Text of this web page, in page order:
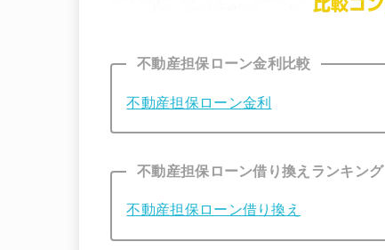
不動産担保ローン金利比較
不動産担保ローン金利
不動産担保ローン借り換えランキング
不動産担保ローン借り換え